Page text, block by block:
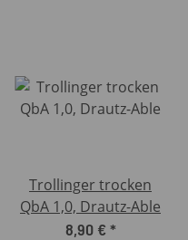
Trollinger trocken
QbA 1,0, Drautz-Able
8,90 € *